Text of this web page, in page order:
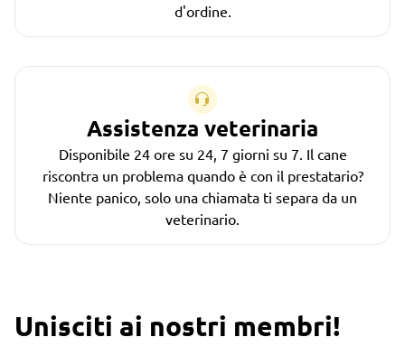
d'ordine.
Assistenza veterinaria
Disponibile 24 ore su 24, 7 giorni su 7. Il cane
riscontra un problema quando è con il prestatario?
Niente panico, solo una chiamata ti separa da un
veterinario.
Unisciti ai nostri membri!